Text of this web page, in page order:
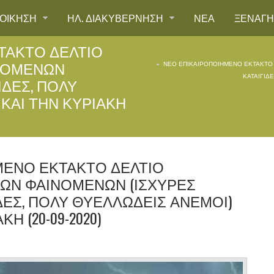
ΗΛ. ΔΙΑΚΥΒΕΡΝΗΣΗ ΝΕΑ
ΔΕΛΤΙΟ
ΠΟΛΥ
ΤΗΝ ΚΥΡΙΑΚΉ
ΝΕΟ ΕΠΙΚΑΙΡΟΠΟΙΗΜΕΝΟ ΕΚΤΑΚΤΟ
ΕΚΤΑΚΤΟ ΔΕΛΤΙΟ
ΦΑΙΝΟΜΕΝΩΝ (ΙΣΧΥΡΕΣ
ΠΟΛΥ ΘΥΕΛΛΩΔΕΙΣ ΑΝΕΜΟΙ)
(20-09-2020)